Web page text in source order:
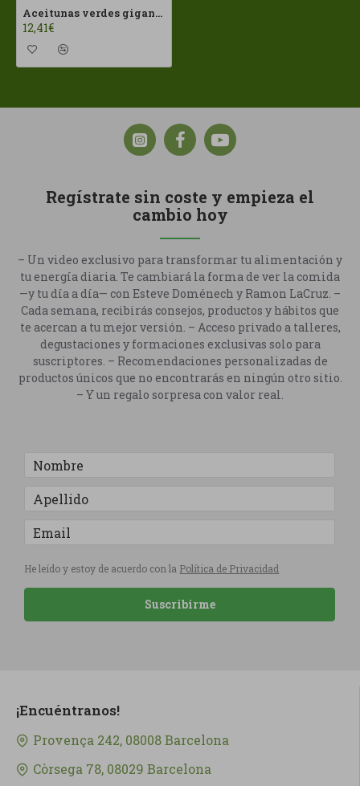
Aceitunas verdes gigantes 950gr BioOrganicaItalia ECO
12,41€
Regístrate sin coste y empieza el
cambio hoy
– Un video exclusivo para transformar tu alimentación y
tu energía diaria. Te cambiará la forma de ver la comida
—y tu día a día— con Esteve Doménech y Ramon LaCruz. –
Cada semana, recibirás consejos, productos y hábitos que
te acercan a tu mejor versión. – Acceso privado a talleres,
degustaciones y formaciones exclusivas solo para
suscriptores. – Recomendaciones personalizadas de
productos únicos que no encontrarás en ningún otro sitio.
– Y un regalo sorpresa con valor real.
He leído y estoy de acuerdo con la Política de Privacidad
Suscribirme
¡Encuéntranos!
Provença 242, 08008 Barcelona
Còrsega 78, 08029 Barcelona